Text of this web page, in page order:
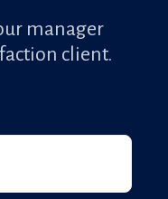
manager
client.